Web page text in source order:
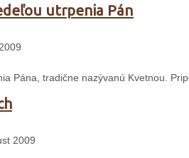
utrpenia Pán
Pána, tradične nazývanú Kvetnou.
2009